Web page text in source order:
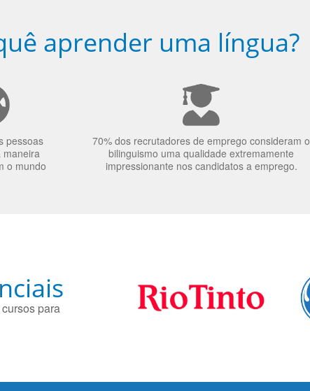
aprender uma língua?
pessoas
maneira
o mundo
70% dos recrutadores de emprego consideram o
bilinguismo uma qualidade extremamente
impressionante nos candidatos a emprego.
para